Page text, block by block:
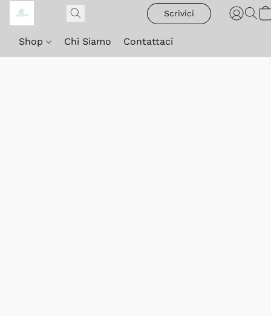
Scrivici
Shop Chi Siamo Contattaci